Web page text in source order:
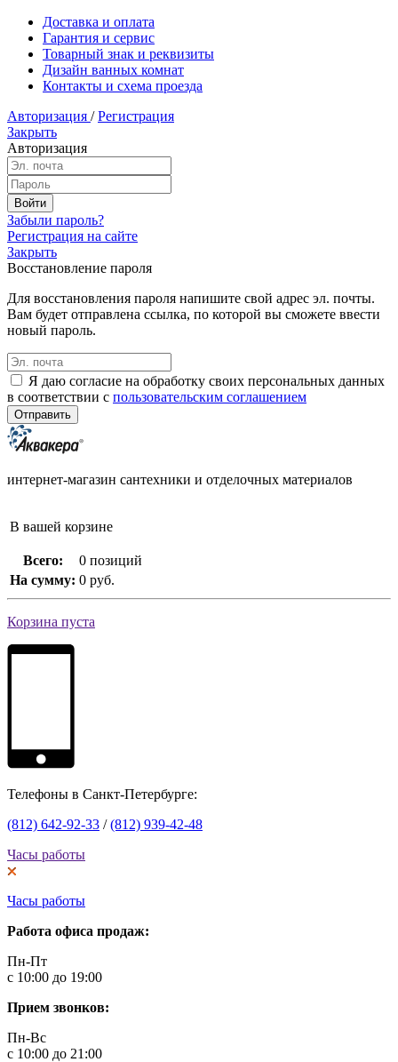
Доставка и оплата
Гарантия и сервис
Товарный знак и реквизиты
Дизайн ванных комнат
Контакты и схема проезда
Авторизация / Регистрация
Закрыть
Авторизация
Забыли пароль?
Регистрация на сайте
Закрыть
Восстановление пароля
Для восстановления пароля напишите свой адрес эл. почты.
Вам будет отправлена ссылка, по которой вы сможете ввести
новый пароль.
Я даю согласие на обработку своих персональных данных
в соответствии с пользовательским соглашением
интернет-магазин сантехники и отделочных материалов
В вашей корзине
Всего:
0 позиций
На сумму: 0 руб.
Корзина пуста
Телефоны в Санкт-Петербурге:
(812) 642-92-33 /(812) 939-42-48
Часы работы
Часы работы
Работа офиса продаж:
Пн-Пт
с 10:00 до 19:00
Прием звонков:
Пн-Вс
с 10:00 до 21:00